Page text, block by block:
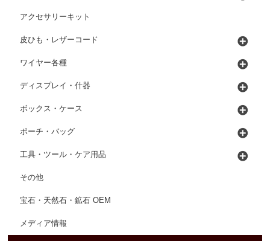
アクセサリーキット
皮ひも・レザーコード
ワイヤー各種
ディスプレイ・什器
ボックス・ケース
ポーチ・バッグ
工具・ツール・ケア用品
その他
宝石・天然石・鉱石 OEM
メディア情報